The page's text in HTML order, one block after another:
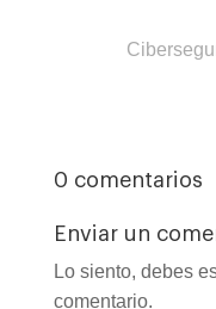
0 comentarios
Enviar un
Lo siento, debes
comentario.